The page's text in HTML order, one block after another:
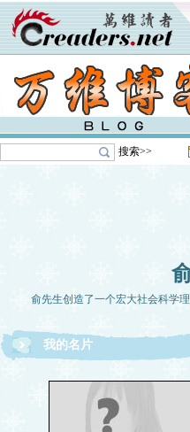
搜索>>
俞先生创造了一个宏大社会科学
我的名片